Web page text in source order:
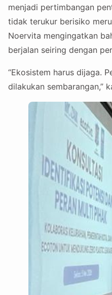
menjadi pertimbangan
tidak terukur berisiko
Noervita mengingatkan
berjalan seiring dengan
“Ekosistem harus dijaga.
dilakukan sembarangan,”